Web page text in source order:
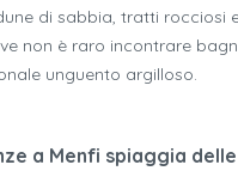
di sabbia, tratti rocciosi
non è raro incontrare
unguento argilloso.
a Menfi spiaggia